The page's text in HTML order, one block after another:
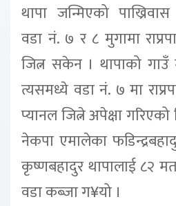
थापा जन्मिएको
वडा नं. ७ र ८ मुगामा
जित्न सकेन । थापाको
त्यसमध्ये वडा नं. ७ मा
प्यानल जित्ने अपेक्षा
नेकपा एमालेका
कृष्णबहादुर थापालाई ८२
वडा कब्जा ग¥यो ।